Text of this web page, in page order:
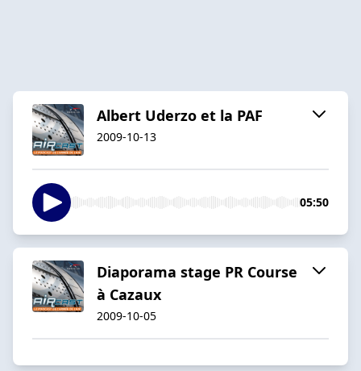
Albert Uderzo et la PAF
2009-10-13
05:50
Diaporama stage PR Course
à Cazaux
2009-10-05